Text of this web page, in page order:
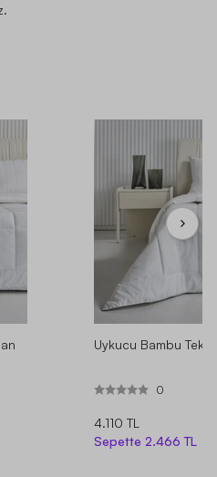
Uykucu Bambu Tek
0
4.110 TL
Sepette 2.466 TL